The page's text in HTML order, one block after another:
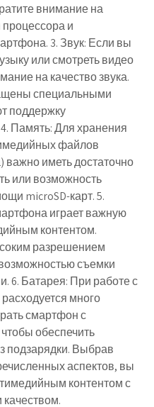
внимание на
процессора и
3. Звук: Если вы
или смотреть видео
на качество звука.
специальными
поддержку
Память: Для хранения
файлов
иметь достаточно
или возможность
microSD-карт. 5.
играет важную
контентом.
разрешением
съемки
6. Батарея: При работе с
много
смартфон с
обеспечить
подзарядки. Выбрав
аспектов, вы
контентом с